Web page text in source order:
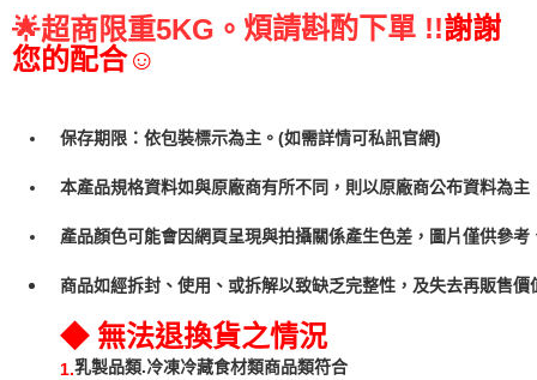
🌟超商限重5KG。 煩請斟酌下單 !!謝謝
您的配合☺
保存期限：依包裝標示為主。(如需詳情可私訊官網)
本產品規格資料如與原廠商有所不同，則以原廠商公布資料為主
產品顏色可能會因網頁呈現與拍攝關係產生色差，圖片僅供參
商品如經拆封、使用、或拆解以致缺乏完整性，及失去再販售
◆ 無法退換貨之情況
1.乳製品類.冷凍冷藏食材類商品類符合